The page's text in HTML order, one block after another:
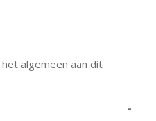
algemeen aan dit
-